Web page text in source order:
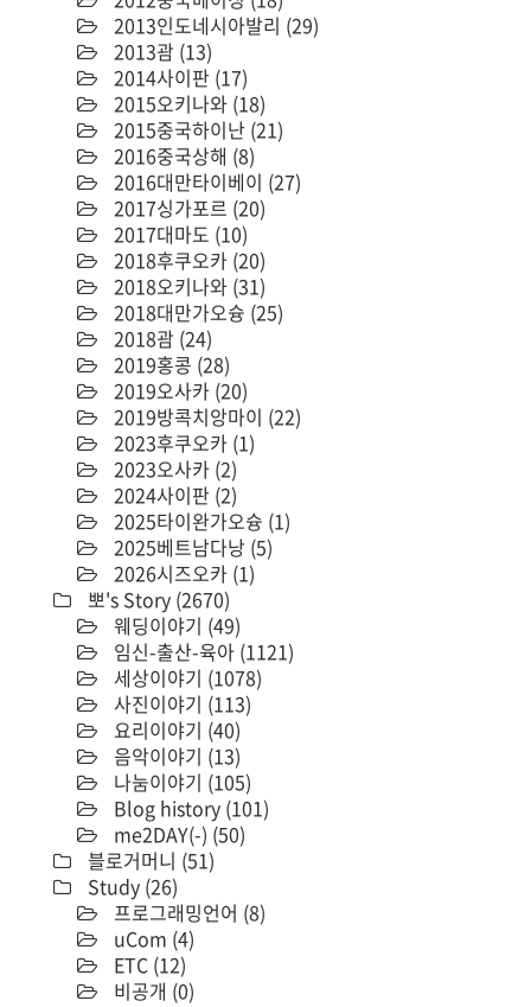
2013인도네시아발리 (29)
2013괌 (13)
2014사이판 (17)
2015오키나와 (18)
2015중국하이난 (21)
2016중국상해 (8)
2016대만타이베이 (27)
2017싱가포르 (20)
2017대마도 (10)
2018후쿠오카 (20)
2018오키나와 (31)
2018대만가오슝 (25)
2018괌 (24)
2019홍콩 (28)
2019오사카 (20)
2019방콕치앙마이 (22)
2023후쿠오카 (1)
2023오사카 (2)
2024사이판 (2)
2025타이완가오슝 (1)
2025베트남다낭 (5)
2026시즈오카 (1)
뽀's Story (2670)
웨딩이야기 (49)
임신-출산-육아 (1121)
세상이야기 (1078)
사진이야기 (113)
요리이야기 (40)
음악이야기 (13)
나눔이야기 (105)
Blog history (101)
me2DAY(-) (50)
블로거머니 (51)
Study (26)
프로그래밍언어 (8)
uCom (4)
ETC (12)
비공개 (0)